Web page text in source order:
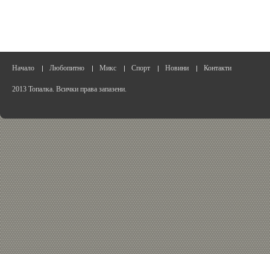
Начало Любопитно Микс Спорт Новини Контакти
2013 Топалка. Всички права запазени.